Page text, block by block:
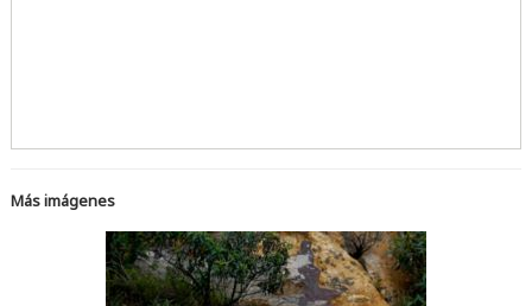
Más imágenes